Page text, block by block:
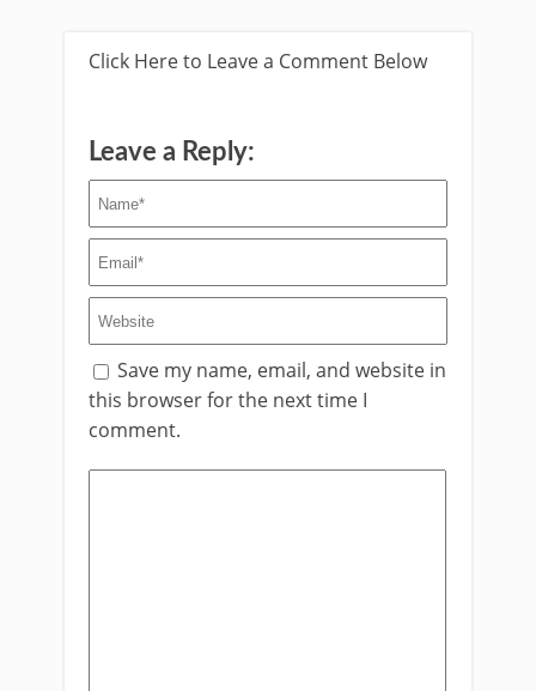
Click Here to Leave a Comment Below
Leave a Reply:
Save my name, email, and website in
this browser for the next time I
comment.